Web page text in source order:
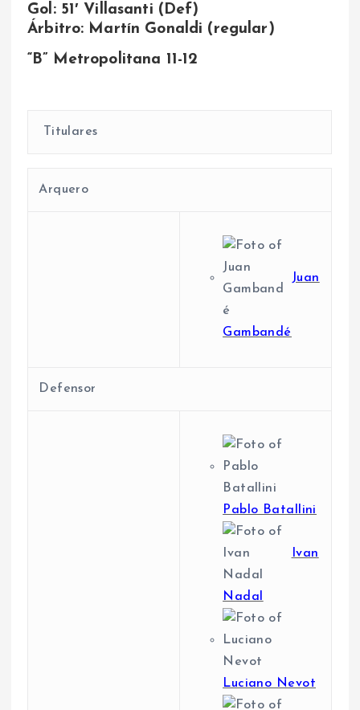
Gol: 51′ Villasanti (Def)
Árbitro: Martín Gonaldi (regular)
“B” Metropolitana 11-12
Titulares
Arquero
Juan
Gambandé
Defensor
Pablo Batallini
Ivan
Nadal
Luciano Nevot